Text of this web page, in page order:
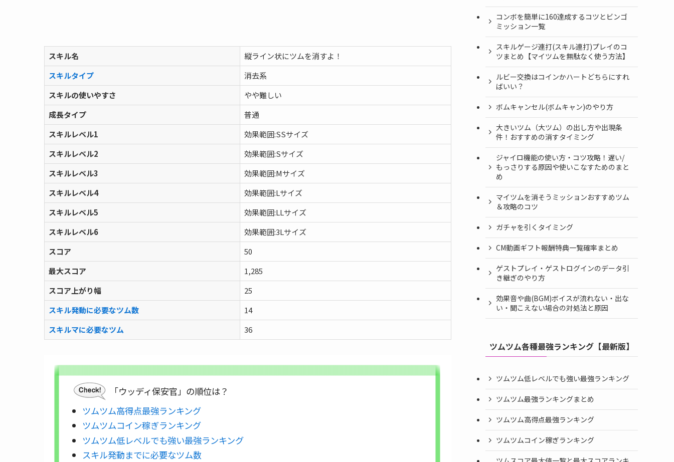
スキル名
縦ライン状にツムを消すよ！
スキルタイプ
消去系
スキルの使いやすさ
やや難しい
成長タイプ
普通
スキルレベル1
効果範囲:SSサイズ
スキルレベル2
効果範囲:Sサイズ
スキルレベル3
効果範囲:Mサイズ
スキルレベル4
効果範囲:Lサイズ
スキルレベル5
効果範囲:LLサイズ
スキルレベル6
効果範囲:3Lサイズ
スコア
50
最大スコア
1,285
スコア上がり幅
25
スキル発動に必要なツム数
14
スキルマに必要なツム
36
「ウッディ保安官」の順位は？
ツムツム高得点最強ランキング
ツムツムコイン稼ぎランキング
ツムツム低レベルでも強い最強ランキング
スキル発動までに必要なツム数
コンボを簡単に160達成するコツとビンゴ
ミッション一覧
スキルゲージ連打(スキル連打)プレイのコ
ツまとめ【マイツムを無駄なく使う方法】
ルビー交換はコインかハートどちらにすれ
ばいい？
ボムキャンセル(ボムキャン)のやり方
大きいツム（大ツム）の出し方や出現条
件！おすすめの消すタイミング
ジャイロ機能の使い方・コツ攻略！遅い/
もっさりする原因や使いこなすためのまと
め
マイツムを消そうミッションおすすめツム
＆攻略のコツ
ガチャを引くタイミング
CM動画ギフト報酬特典一覧確率まとめ
ゲストプレイ・ゲストログインのデータ引
き継ぎのやり方
効果音や曲(BGM)ボイスが流れない・出な
い・聞こえない場合の対処法と原因
ツムツム各種最強ランキング【最新版】
ツムツム低レベルでも強い最強ランキング
ツムツム最強ランキングまとめ
ツムツム高得点最強ランキング
ツムツムコイン稼ぎランキング